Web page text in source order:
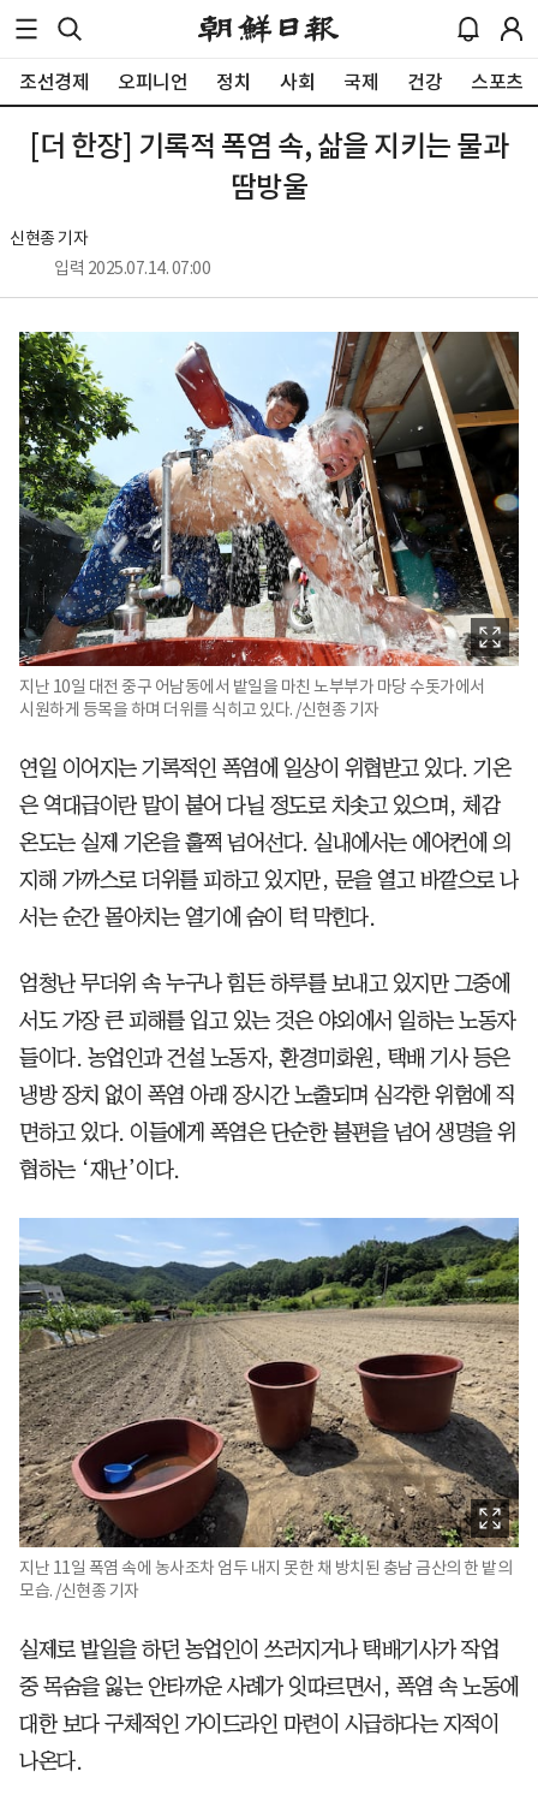
조선경제 오피니언 정치 사회 국제 건강 스포츠
[더 한장] 기록적 폭염 속, 삶을 지키는 물과
땀방울
신현종 기자
입력 2025.07.14. 07:00
지난 10일 대전 중구 어남동에서 밭일을 마친 노부부가 마당 수돗가에서
시원하게 등목을 하며 더위를 식히고 있다. /신현종 기자
연일 이어지는 기록적인 폭염에 일상이 위협받고 있다. 기온
은 역대급이란 말이 붙어 다닐 정도로 치솟고 있으며, 체감
온도는 실제 기온을 훌쩍 넘어선다. 실내에서는 에어컨에 의
지해 가까스로 더위를 피하고 있지만, 문을 열고 바깥으로 나
서는 순간 몰아치는 열기에 숨이 턱 막힌다.
엄청난 무더위 속 누구나 힘든 하루를 보내고 있지만 그중에
서도 가장 큰 피해를 입고 있는 것은 야외에서 일하는 노동자
들이다. 농업인과 건설 노동자, 환경미화원, 택배 기사 등은
냉방 장치 없이 폭염 아래 장시간 노출되며 심각한 위험에 직
면하고 있다. 이들에게 폭염은 단순한 불편을 넘어 생명을 위
협하는 ‘재난’이다.
지난 11일 폭염 속에 농사조차 엄두 내지 못한 채 방치된 충남 금산의 한 밭의
모습. /신현종 기자
실제로 밭일을 하던 농업인이 쓰러지거나 택배기사가 작업
중 목숨을 잃는 안타까운 사례가 잇따르면서, 폭염 속 노동에
대한 보다 구체적인 가이드라인 마련이 시급하다는 지적이
나온다.